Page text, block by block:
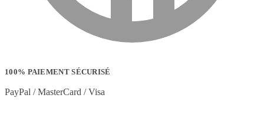
100% PAIEMENT SÉCURISÉ
PayPal / MasterCard / Visa